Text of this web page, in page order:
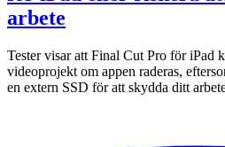
arbete
Tester visar att Final Cut Pro för iPad
videoprojekt om appen raderas,
en extern SSD för att skydda ditt